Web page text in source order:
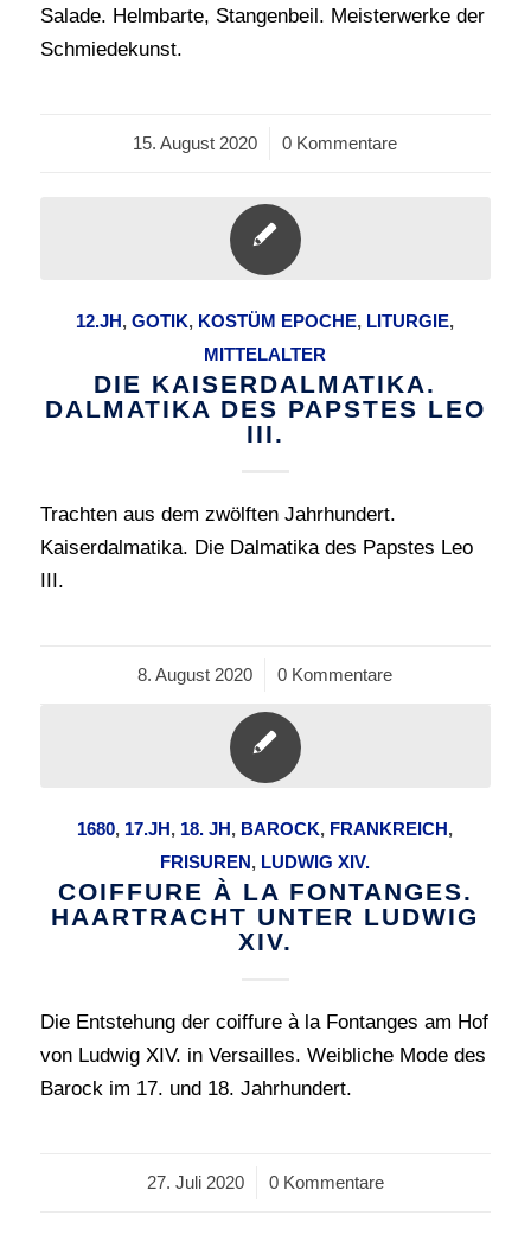
Salade. Helmbarte, Stangenbeil. Meisterwerke der
Schmiedekunst.
15. August 2020
/ 0 Kommentare
12.JH,GOTIK, KOSTÜM EPOCHE, LITURGIE,
MITTELALTER
DIE KAISERDALMATIKA.
DALMATIKA DES PAPSTES LEO
III.
Trachten aus dem zwölften Jahrhundert.
Kaiserdalmatika. Die Dalmatika des Papstes Leo
III.
8. August 2020
/ 0 Kommentare
1680, 17.JH, 18. JH, BAROCK, FRANKREICH,
FRISUREN, LUDWIG XIV.
COIFFURE À LA FONTANGES.
HAARTRACHT UNTER LUDWIG
XIV.
Die Entstehung der coiffure à la Fontanges am Hof
von Ludwig XIV. in Versailles. Weibliche Mode des
Barock im 17. und 18. Jahrhundert.
27. Juli 2020
/ 0 Kommentare